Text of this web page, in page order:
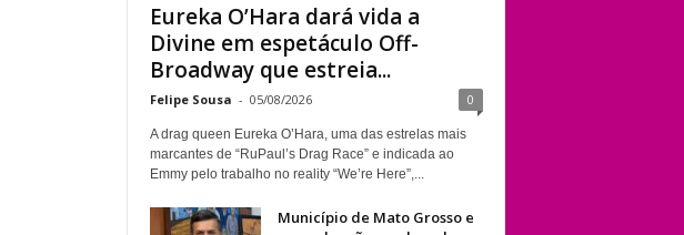
Eureka O’Hara dará vida a
Divine em espetáculo Off-
Broadway que estreia...
Felipe Sousa - 05/08/2026 0
A drag queen Eureka O’Hara, uma das estrelas mais
marcantes de “RuPaul’s Drag Race” e indicada ao
Emmy pelo trabalho no reality “We’re Here”,...
Município de Mato Grosso e